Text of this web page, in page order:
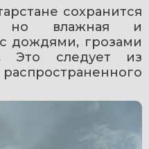
сохранится
но влажная и
с дождями, грозами
Это следует из